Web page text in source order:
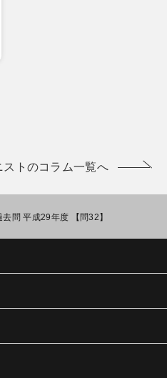
ストのコラム一覧へ
去問 平成29年度 【問32】